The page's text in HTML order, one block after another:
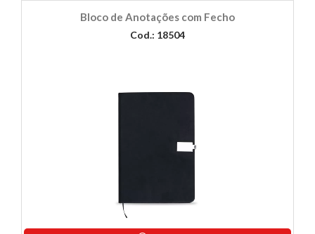
Bloco de Anotações com Fecho
Cod.: 18504